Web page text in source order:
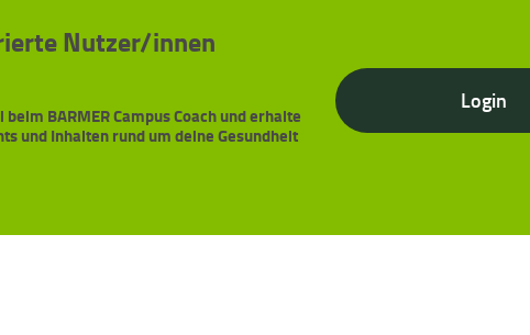
Nutzer/innen
BARMER Campus Coach und erhalte
und Inhalten rund um deine Gesundheit
Login